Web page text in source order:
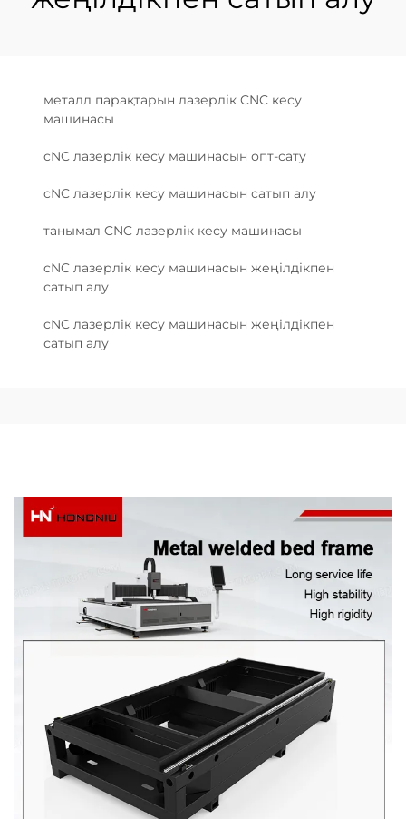
металл парақтарын лазерлік CNC кесу
машинасы
cNC лазерлік кесу машинасын опт-сату
cNC лазерлік кесу машинасын сатып алу
танымал CNC лазерлік кесу машинасы
cNC лазерлік кесу машинасын жеңілдікпен
сатып алу
cNC лазерлік кесу машинасын жеңілдікпен
сатып алу